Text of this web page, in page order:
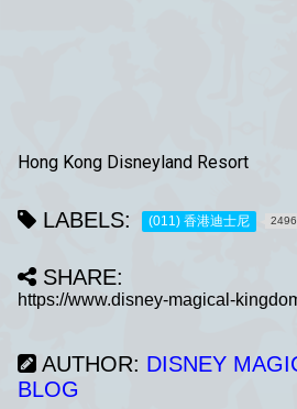
Hong Kong Disneyland Resort
LABELS: (011) 香港迪士尼 2496
SHARE:
AUTHOR: DISNEY
BLOG